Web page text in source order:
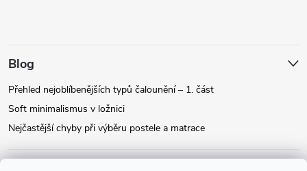
Blog
Přehled nejoblíbenějších typů čalounění – 1. část
Soft minimalismus v ložnici
Nejčastější chyby při výběru postele a matrace